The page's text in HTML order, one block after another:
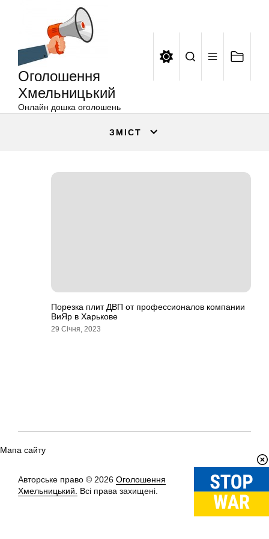
Оголошення
Хмельницький
Онлайн дошка оголошень
ЗМІСТ
Порезка плит ДВП от профессионалов компании
ВиЯр в Харькове
29 Січня, 2023
Мапа сайту
Авторське право © 2026 Оголошення
Хмельницький.
Всі права захищені.
Вгору↑